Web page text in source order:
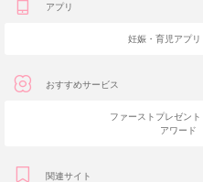
アプリ
妊娠・育児アプリ
おすすめサービス
ファーストプレゼント
アワード
関連サイト